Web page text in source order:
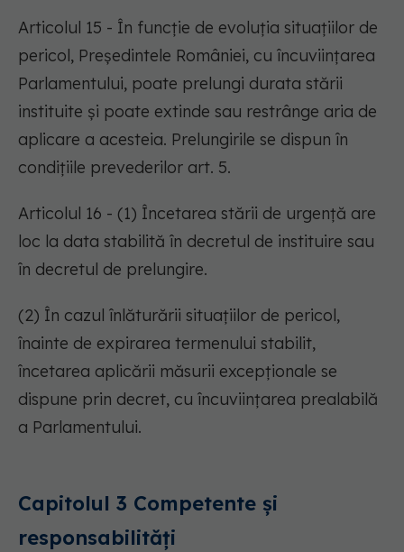
Articolul 15 - În funcție de evoluția situațiilor de
pericol, Președintele României, cu încuviințarea
Parlamentului, poate prelungi durata stării
instituite și poate extinde sau restrânge aria de
aplicare a acesteia. Prelungirile se dispun în
condițiile prevederilor art. 5.
Articolul 16 - (1) Încetarea stării de urgență are
loc la data stabilită în decretul de instituire sau
în decretul de prelungire.
(2) În cazul înlăturării situațiilor de pericol,
înainte de expirarea termenului stabilit,
încetarea aplicării măsurii excepționale se
dispune prin decret, cu încuviințarea prealabilă
a Parlamentului.
Capitolul 3 Competente și
responsabilități